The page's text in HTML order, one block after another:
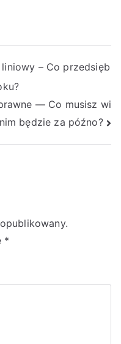
– Co przedsięb
— Co musisz wi
będzie za późno?
*